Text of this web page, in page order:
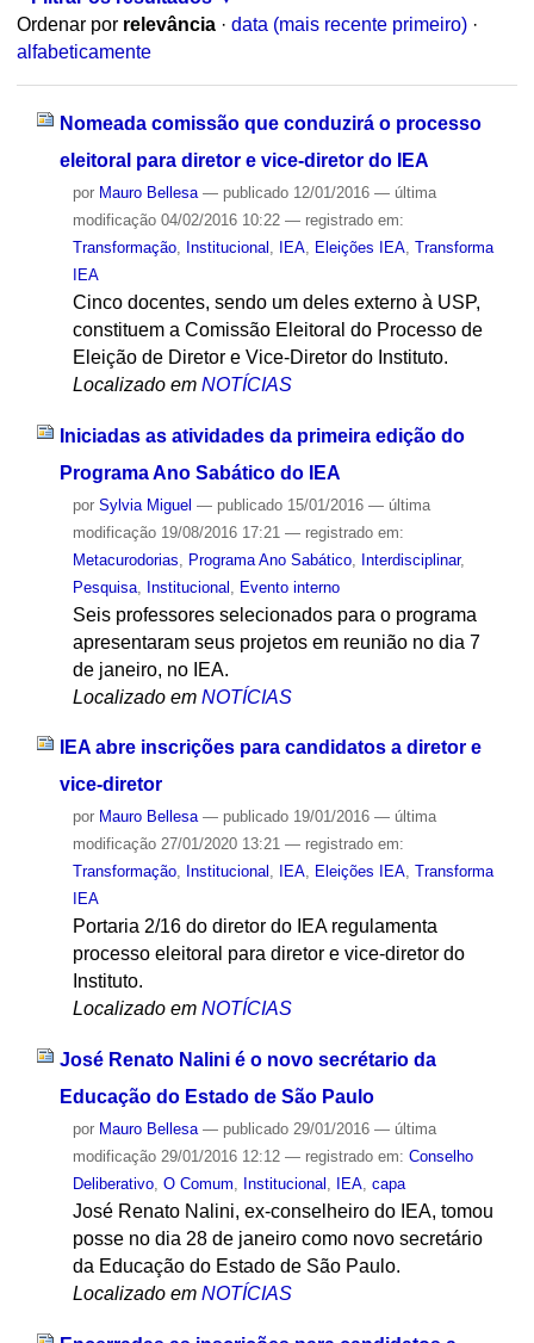
Ordenar por relevância · data (mais recente primeiro) ·
alfabeticamente
Nomeada comissão que conduzirá o processo
eleitoral para diretor e vice-diretor do IEA
por Mauro Bellesa — publicado12/01/2016 — última
modificação04/02/2016 10:22 — registrado em:
Transformação, Institucional IEA, Eleições IEA, Transforma
IEA
Cinco docentes, sendo um deles externo à USP,
constituem a Comissão Eleitoral do Processo de
Eleição de Diretor e Vice-Diretor do Instituto.
Localizado em NOTÍCIAS
Iniciadas as atividades da primeira edição do
Programa Ano Sabático do IEA
por Sylvia Miguel — publicado15/01/2016 — última
modificação19/08/2016 17:21 — registrado em:
Metacurodorias
Programa Ano Sabático, Interdisciplinar,
Pesquisa, Institucional Evento interno
Seis professores selecionados para o programa
apresentaram seus projetos em reunião no dia 7
de janeiro, no IEA.
Localizado em NOTÍCIAS
IEA abre inscrições para candidatos a diretor e
vice-diretor
por Mauro Bellesa — publicado19/01/2016 — última
modificação27/01/2020 13:21 — registrado em:
Transformação, Institucional , IEA, Eleições IEA, Transforma
IEA
Portaria 2/16 do diretor do IEA regulamenta
processo eleitoral para diretor e vice-diretor do
Instituto.
Localizado em NOTÍCIAS
José Renato Nalini é o novo secrétario da
Educação do Estado de São Paulo
por Mauro Bellesa — publicado29/01/2016 — última
modificação29/01/2016 12:12 — registrado em: Conselho
Deliberativo, O Comum, Institucional , IEA, capa
José Renato Nalini, ex-conselheiro do IEA, tomou
posse no dia 28 de janeiro como novo secretário
da Educação do Estado de São Paulo.
Localizado em NOTÍCIAS